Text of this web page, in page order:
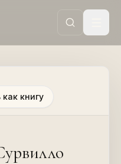
книгу